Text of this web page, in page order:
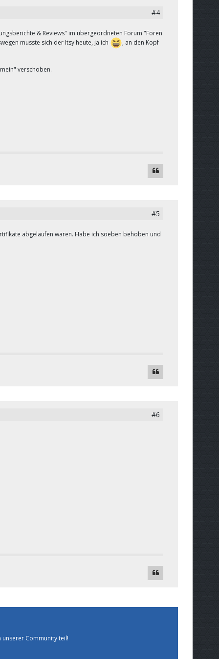
#4
& Reviews" im übergeordneten Forum "Foren
musste sich der Itsy heute, ja ich
, an den Kopf
verschoben.
#5
abgelaufen waren. Habe ich soeben behoben und
#6
unserer Community teil!